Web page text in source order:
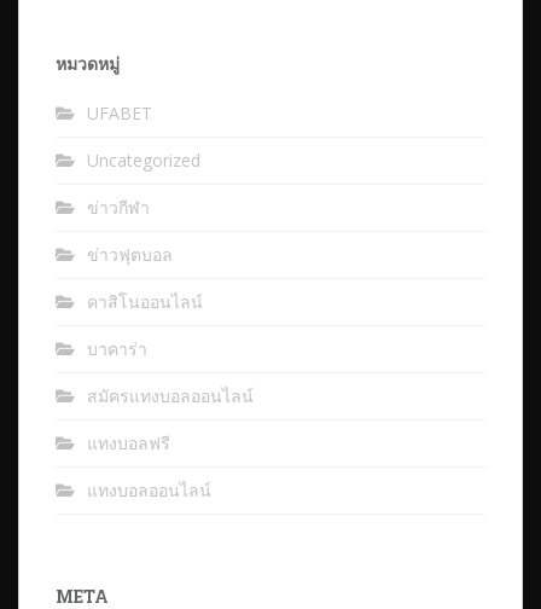
หมวดหมู่
UFABET
Uncategorized
ข่าวกีฬา
ข่าวฟุตบอล
คาสิโนออนไลน์
บาคาร่า
สมัครแทงบอลออนไลน์
แทงบอลฟรี
แทงบอลออนไลน์
META